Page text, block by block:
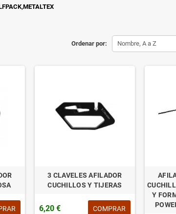
Ordenar por: Nombre, A a Z
3 CLAVELES AFILADOR
CUCHILLOS Y TIJERAS
6,20 € COMPRAR
Y